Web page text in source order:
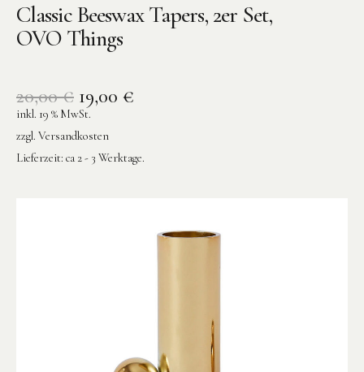
Classic Beeswax Tapers, 2er Set,
OVO Things
20,00€ 19,00 €
inkl. 19 % MwSt.
zzgl. Versandkosten
Lieferzeit: ca 2 - 3 Werktage.